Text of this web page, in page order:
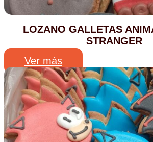
LOZANO GALLETAS
STRANGER
Ver más